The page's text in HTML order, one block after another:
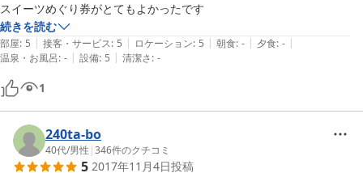
フロント係より
2015-02-28
続きを読む
部屋: 5 | 接客・サービス: 5 | ロケーション: 5 | 朝食: - | 夕食: - |
温泉・お風呂: - | 設備: 5 | 清潔さ: -
1
240ta-bo
40代/男性 |346件のクチコミ
5 2017年11月4日投稿